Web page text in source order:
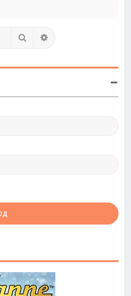
Поиск